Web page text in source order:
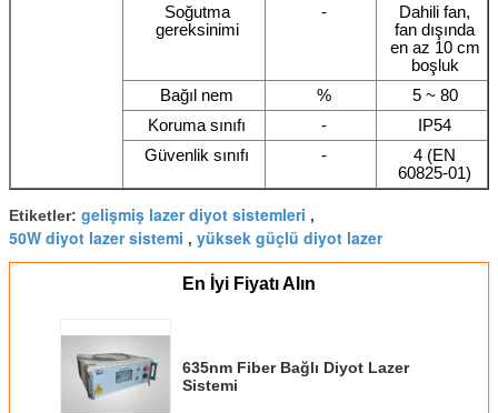
Soğutma
gereksinimi
-
Dahili fan,
fan dışında
en az 10 cm
boşluk
Bağıl nem
%
5 ~ 80
Koruma sınıfı
-
IP54
Güvenlik sınıfı
-
4 (EN
60825-01)
Etiketler: gelişmiş lazer diyot sistemleri ,
50W diyot lazer sistemi , yüksek güçlü diyot lazer
En İyi Fiyatı Alın
635nm Fiber Bağlı Diyot Lazer
Sistemi